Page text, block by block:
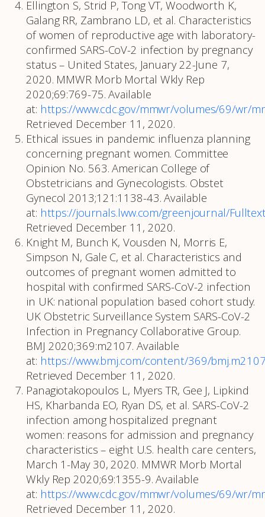
Ellington S, Strid P, Tong VT, Woodworth K,
Galang RR, Zambrano LD, et al. Characteristics
of women of reproductive age with laboratory-
confirmed SARS-CoV-2 infection by pregnancy
status – United States, January 22-June 7,
2020. MMWR Morb Mortal Wkly Rep
2020;69:769-75. Available
at: https://www.cdc.gov/mmwr/volumes/69/wr/
Retrieved December 11, 2020.
Ethical issues in pandemic influenza planning
concerning pregnant women. Committee
Opinion No. 563. American College of
Obstetricians and Gynecologists. Obstet
Gynecol 2013;121:1138-43. Available
at: https://journals.lww.com/greenjournal/
Retrieved December 11, 2020.
Knight M, Bunch K, Vousden N, Morris E,
Simpson N, Gale C, et al. Characteristics and
outcomes of pregnant women admitted to
hospital with confirmed SARS-CoV-2 infection
in UK: national population based cohort study.
UK Obstetric Surveillance System SARS-CoV-2
Infection in Pregnancy Collaborative Group.
BMJ 2020;369:m2107. Available
at: https://www.bmj.com/content/369/
Retrieved December 11, 2020.
Panagiotakopoulos L, Myers TR, Gee J, Lipkind
HS, Kharbanda EO, Ryan DS, et al. SARS-CoV-2
infection among hospitalized pregnant
women: reasons for admission and pregnancy
characteristics – eight U.S. health care centers,
March 1-May 30, 2020. MMWR Morb Mortal
Wkly Rep 2020;69:1355-9. Available
at: https://www.cdc.gov/mmwr/volumes/69/wr/
Retrieved December 11, 2020.